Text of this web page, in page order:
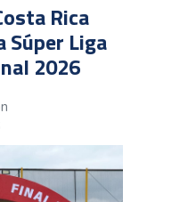
Rica
Súper Liga
2026